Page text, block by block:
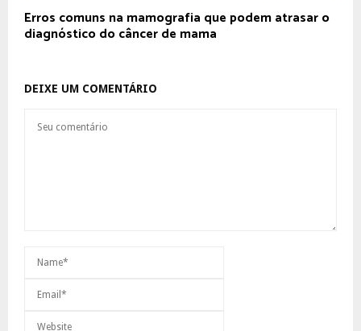
Erros comuns na mamografia que podem atrasar o
diagnóstico do câncer de mama
DEIXE UM COMENTÁRIO